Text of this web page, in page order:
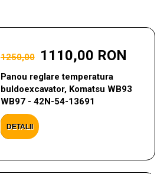
1250,00 1110,00 RON
Panou reglare temperatura
buldoexcavator, Komatsu WB93
WB97 - 42N-54-13691
DETALII